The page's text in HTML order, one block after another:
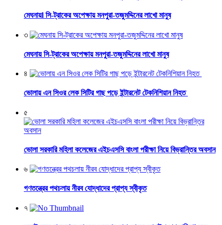
মেঘনায়l সি-ট্রাকের অপেক্ষায় মনপুরা-তজুমদ্দিনের লাখো মানুষ
৩
মেঘনায় সি-ট্রাকের অপেক্ষায় মনপুরা-তজুমদ্দিনের লাখো মানুষ
৪
ভোলায় এন সিওর লেক সিটির গাছ পড়ে ইন্টারনেট টেকনিশিয়ান নিহত
৫
ভোলা সরকারি মহিলা কলেজের এইচএসসি বাংলা পরীক্ষা নিয়ে বিভ্রান্তির অবসান
৬
গণতন্ত্রের পথচলায় নীরব যোদ্ধাদের প্রাপ্য স্বীকৃত
৭